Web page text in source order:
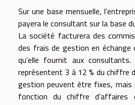
Sur une base mensuelle,
payera le consultant sur la base
La société facturera des
des frais de gestion en échange
qu’elle fournit aux
représentent 3 à 12 % du chiffre
gestion peuvent être fixes,
fonction du chiffre d’affaires